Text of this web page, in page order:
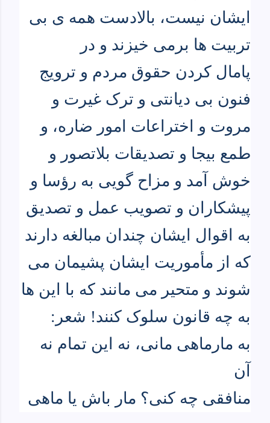
ایشان نیست، بالادست همه ی بی
تربیت ها برمی خیزند و در
پامال کردن حقوق مردم و ترویج
فنون بی دیانتی و ترک غیرت و
مروت و اختراعات امور ضاره، و
طمع بیجا و تصدیقات بلاتصور و
خوش آمد و مزاح گویی به رؤسا و
پیشکاران و تصویب عمل و تصدیق
به اقوال ایشان چندان مبالغه دارند
که از مأموریت ایشان پشیمان می
شوند و متحیر می مانند که با این ها
به چه قانون سلوک کنند! شعر :
به مارماهی مانی، نه این تمام نه
آن
منافقی چه کنی؟ مار باش یا ماهی